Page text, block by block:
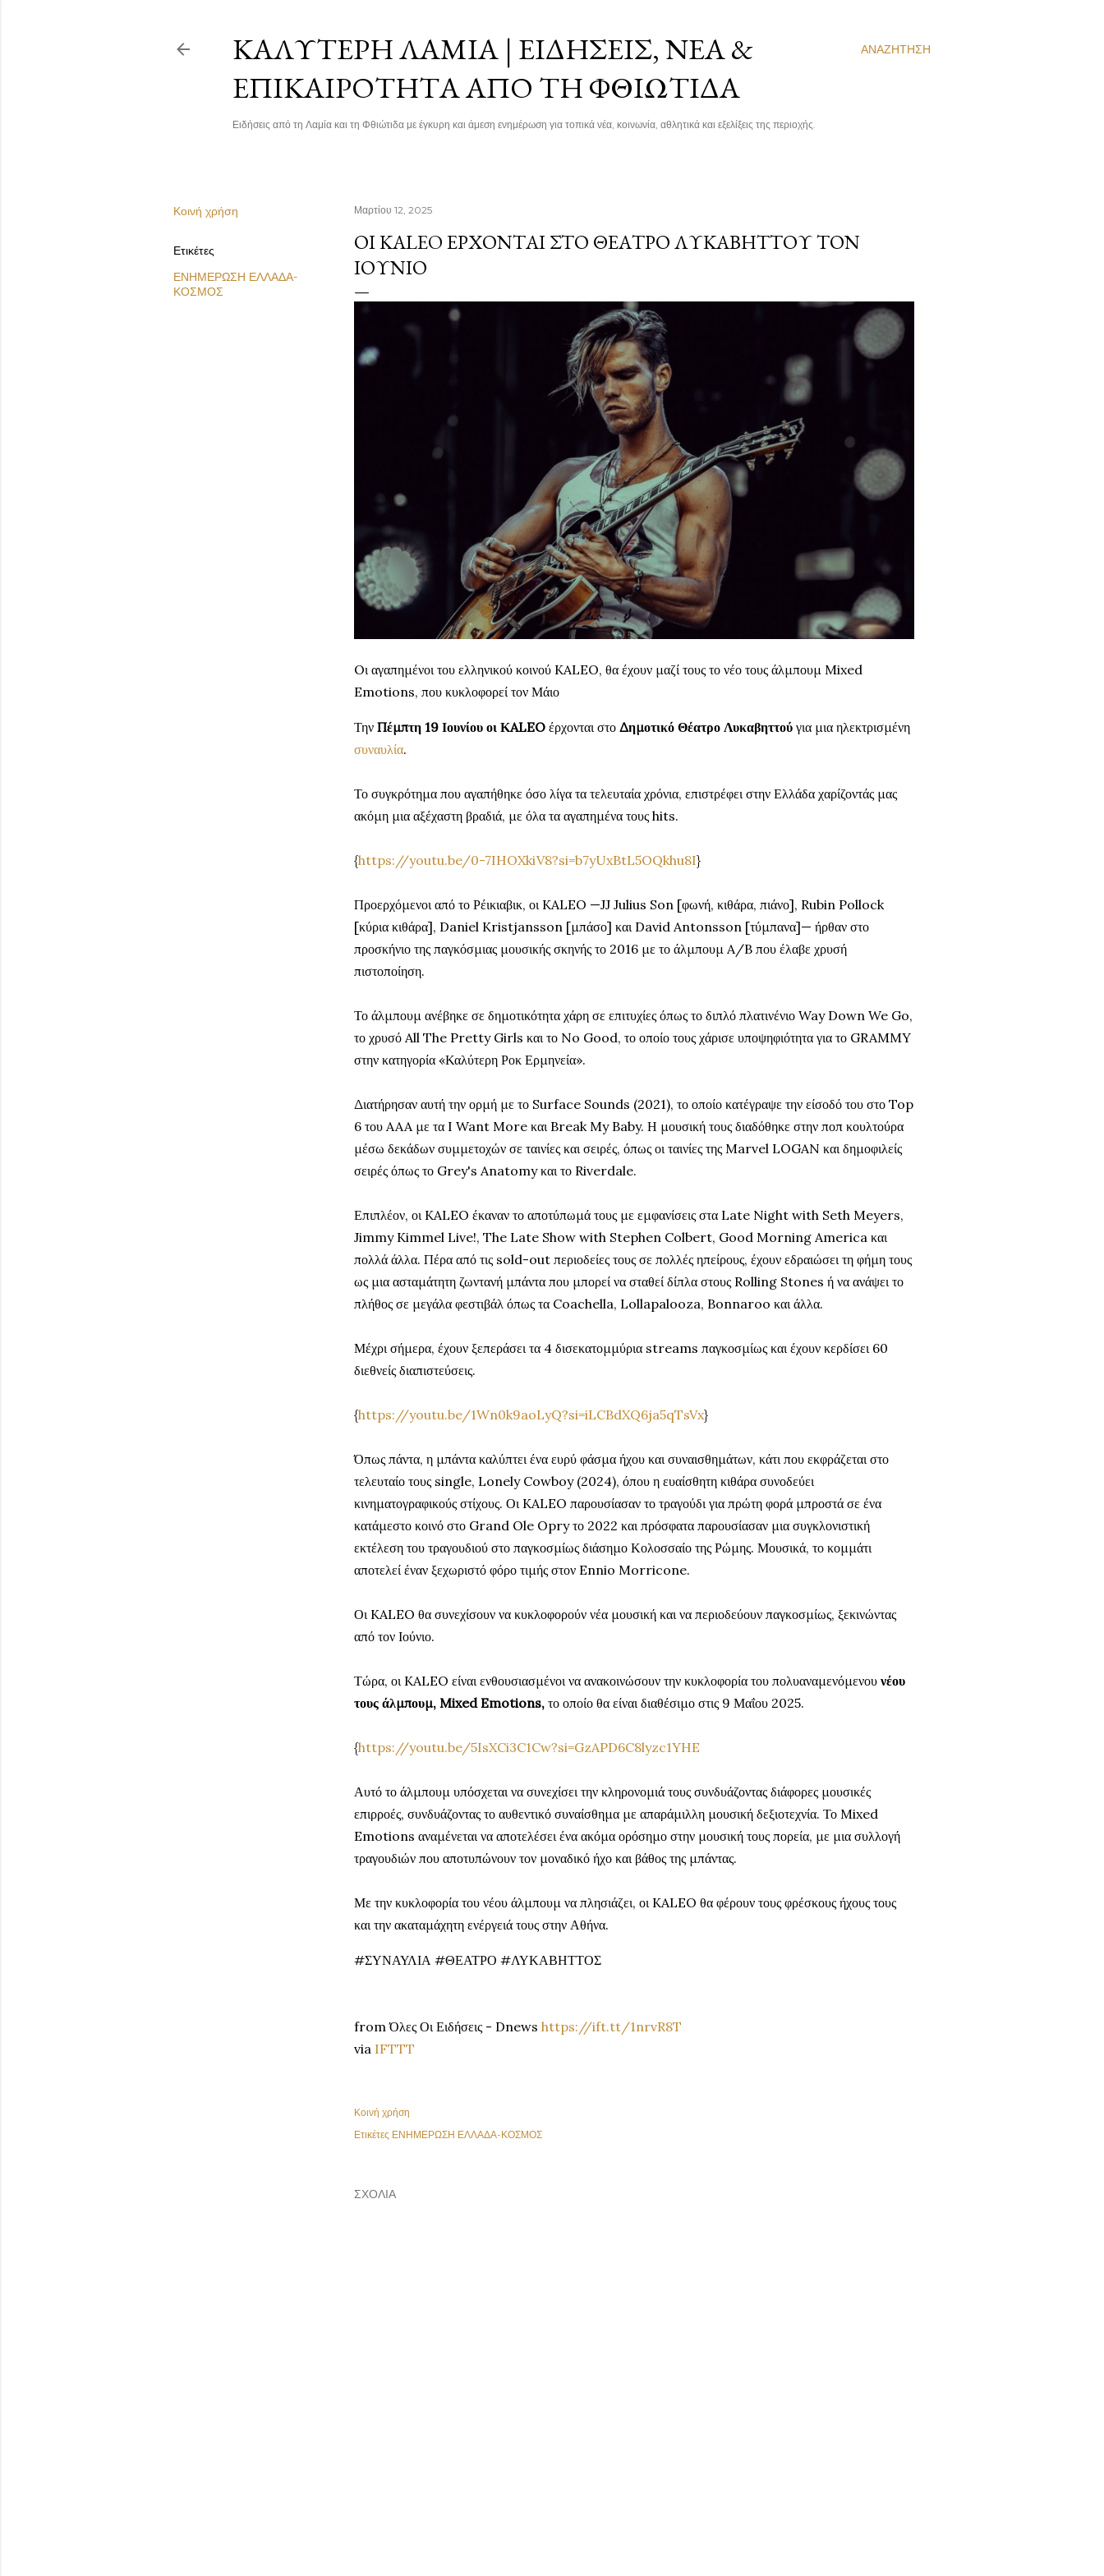
ΑΝΑΖΉΤΗΣΗ
ΚΑΛΎΤΕΡΗ ΛΑΜΊΑ | ΕΙΔΉΣΕΙΣ, ΝΈΑ &
ΕΠΙΚΑΙΡΌΤΗΤΑ ΑΠΌ ΤΗ ΦΘΙΏΤΙΔΑ
Ειδήσεις από τη Λαμία και τη Φθιώτιδα με έγκυρη και άμεση ενημέρωση για τοπικά νέα, κοινωνία, αθλητικά και εξελίξεις της περιοχής.
Κοινή χρήση
Ετικέτες
ΕΝΗΜΕΡΩΣΗ ΕΛΛΑΔΑ-
ΚΟΣΜΟΣ
Μαρτίου 12, 2025
ΟΙ ΚALEO ΈΡΧΟΝΤΑΙ ΣΤΟ ΘΈΑΤΡΟ ΛΥΚΑΒΗΤΤΟΎ ΤΟΝ
ΙΟΎΝΙΟ
Oι αγαπημένοι του ελληνικού κοινού KALEO, θα έχουν μαζί τους το νέο τους άλμπουμ Mixed
Emotions, που κυκλοφορεί τον Μάιο
Την Πέμπτη 19 Ιουνίου οι ΚALEO έρχονται στο Δημοτικό Θέατρο Λυκαβηττού για μια ηλεκτρισμένη
συναυλία.
Το συγκρότημα που αγαπήθηκε όσο λίγα τα τελευταία χρόνια, επιστρέφει στην Ελλάδα χαρίζοντάς μας
ακόμη μια αξέχαστη βραδιά, με όλα τα αγαπημένα τους hits.
{https://youtu.be/0-7IHOXkiV8?si=b7yUxBtL5OQkhu8I}
Προερχόμενοι από το Ρέικιαβικ, οι KALEO —JJ Julius Son [φωνή, κιθάρα, πιάνο], Rubin Pollock
[κύρια κιθάρα], Daniel Kristjansson [μπάσο] και David Antonsson [τύμπανα]— ήρθαν στο
προσκήνιο της παγκόσμιας μουσικής σκηνής το 2016 με το άλμπουμ A/B που έλαβε χρυσή
πιστοποίηση.
Το άλμπουμ ανέβηκε σε δημοτικότητα χάρη σε επιτυχίες όπως το διπλό πλατινένιο Way Down We Go,
το χρυσό All The Pretty Girls και το No Good, το οποίο τους χάρισε υποψηφιότητα για το GRAMMY
στην κατηγορία «Καλύτερη Ροκ Ερμηνεία».
Διατήρησαν αυτή την ορμή με το Surface Sounds (2021), το οποίο κατέγραψε την είσοδό του στο Top
6 του AAA με τα I Want More και Break My Baby. Η μουσική τους διαδόθηκε στην ποπ κουλτούρα
μέσω δεκάδων συμμετοχών σε ταινίες και σειρές, όπως οι ταινίες της Marvel LOGAN και δημοφιλείς
σειρές όπως το Grey's Anatomy και το Riverdale.
Επιπλέον, οι KALEO έκαναν το αποτύπωμά τους με εμφανίσεις στα Late Night with Seth Meyers,
Jimmy Kimmel Live!, The Late Show with Stephen Colbert, Good Morning America και
πολλά άλλα. Πέρα από τις sold-out περιοδείες τους σε πολλές ηπείρους, έχουν εδραιώσει τη φήμη τους
ως μια ασταμάτητη ζωντανή μπάντα που μπορεί να σταθεί δίπλα στους Rolling Stones ή να ανάψει το
πλήθος σε μεγάλα φεστιβάλ όπως τα Coachella, Lollapalooza, Bonnaroo και άλλα.
Μέχρι σήμερα, έχουν ξεπεράσει τα 4 δισεκατομμύρια streams παγκοσμίως και έχουν κερδίσει 60
διεθνείς διαπιστεύσεις.
{https://youtu.be/1Wn0k9aoLyQ?si=iLCBdXQ6ja5qTsVx}
Όπως πάντα, η μπάντα καλύπτει ένα ευρύ φάσμα ήχου και συναισθημάτων, κάτι που εκφράζεται στο
τελευταίο τους single, Lonely Cowboy (2024), όπου η ευαίσθητη κιθάρα συνοδεύει
κινηματογραφικούς στίχους. Οι KALEO παρουσίασαν το τραγούδι για πρώτη φορά μπροστά σε ένα
κατάμεστο κοινό στο Grand Ole Opry το 2022 και πρόσφατα παρουσίασαν μια συγκλονιστική
εκτέλεση του τραγουδιού στο παγκοσμίως διάσημο Κολοσσαίο της Ρώμης. Μουσικά, το κομμάτι
αποτελεί έναν ξεχωριστό φόρο τιμής στον Ennio Morricone.
Οι KALEO θα συνεχίσουν να κυκλοφορούν νέα μουσική και να περιοδεύουν παγκοσμίως, ξεκινώντας
από τον Ιούνιο.
Τώρα, οι KALEO είναι ενθουσιασμένοι να ανακοινώσουν την κυκλοφορία του πολυαναμενόμενου νέου
τους άλμπουμ, Mixed Emotions, το οποίο θα είναι διαθέσιμο στις 9 Μαΐου 2025.
{https://youtu.be/5IsXCi3C1Cw?si=GzAPD6C8lyzc1YHE
Αυτό το άλμπουμ υπόσχεται να συνεχίσει την κληρονομιά τους συνδυάζοντας διάφορες μουσικές
επιρροές, συνδυάζοντας το αυθεντικό συναίσθημα με απαράμιλλη μουσική δεξιοτεχνία. Το Mixed
Emotions αναμένεται να αποτελέσει ένα ακόμα ορόσημο στην μουσική τους πορεία, με μια συλλογή
τραγουδιών που αποτυπώνουν τον μοναδικό ήχο και βάθος της μπάντας.
Με την κυκλοφορία του νέου άλμπουμ να πλησιάζει, οι KALEO θα φέρουν τους φρέσκους ήχους τους
και την ακαταμάχητη ενέργειά τους στην Αθήνα.
#ΣΥΝΑΥΛΙΑ #ΘΕΑΤΡΟ #ΛΥΚΑΒΗΤΤΟΣ
from Όλες Οι Ειδήσεις - Dnews https://ift.tt/1nrvR8T
via IFTTT
Κοινή χρήση
Ετικέτες ΕΝΗΜΕΡΩΣΗ ΕΛΛΑΔΑ-ΚΟΣΜΟΣ
ΣΧΌΛΙΑ